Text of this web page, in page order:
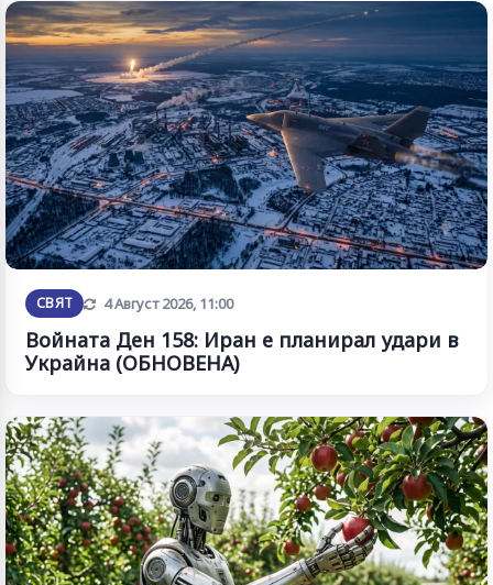
СВЯТ Обновена
4 Август 2026, 11:00
Войната Ден 158: Иран е планирал удари в
Украйна (ОБНОВЕНА)